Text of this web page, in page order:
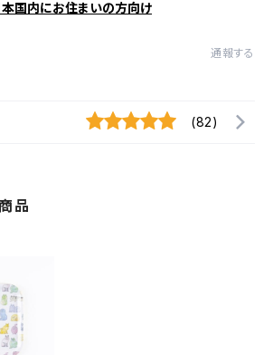
本国内にお住まいの方向け
通報する
(82)
品